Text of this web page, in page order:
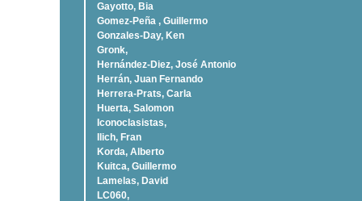
Gayotto, Bia
Gomez-Peña , Guillermo
Gonzales-Day, Ken
Gronk,
Hernández-Diez, José Antonio
Herrán, Juan Fernando
Herrera-Prats, Carla
Huerta, Salomon
Iconoclasistas,
Ilich, Fran
Korda, Alberto
Kuitca, Guillermo
Lamelas, David
LC060,